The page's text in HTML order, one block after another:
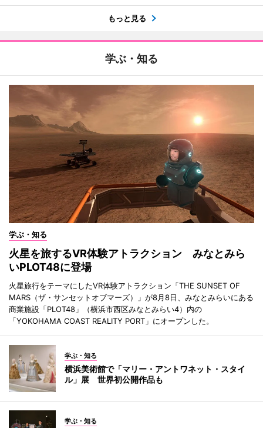
もっと見る
学ぶ・知る
学ぶ・知る
火星を旅するVR体験アトラクション みなとみら
いPLOT48に登場
火星旅行をテーマにしたVR体験アトラクション「THE SUNSET OF
MARS（ザ・サンセットオブマーズ）」が8月8日、みなとみらいにある
商業施設「PLOT48」（横浜市西区みなとみらい4）内の
「YOKOHAMA COAST REALITY PORT」にオープンした。
学ぶ・知る
横浜美術館で「マリー・アントワネット・スタイ
ル」展 世界初公開作品も
学ぶ・知る